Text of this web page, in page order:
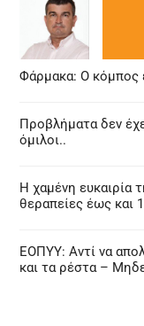
Φάρμακα: Ο κόμπος
Προβλήματα δεν
όμιλοι..
Η χαμένη ευκαιρία
θεραπείες έως και
ΕΟΠΥΥ: Αντί να
και τα ρέστα –